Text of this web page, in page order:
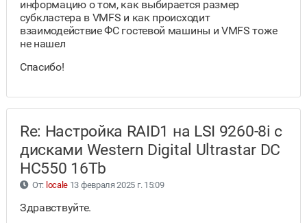
информацию о том, как выбирается размер
субкластера в VMFS и как происходит
взаимодействие ФС гостевой машины и VMFS тоже
не нашел
Спасибо!
Re: Настройка RAID1 на LSI 9260-8i с
дисками Western Digital Ultrastar DC
HC550 16Tb
От: locale 13 февраля 2025 г. 15:09
Здравствуйте.